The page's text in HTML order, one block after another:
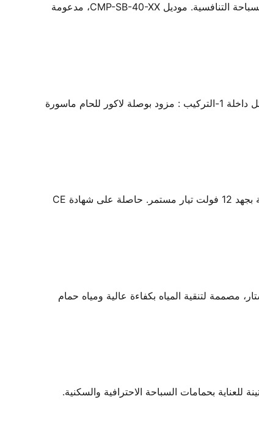
كتل الانطلاق 40 سم من ووترستار - معدات السباحة التنافسية من ووترستار، مصممة لتلبية المعايير الاحترافية لتركيبات أحواض السباحة التنافسية. موديل CMP-SB-40-XX، مدعومة
صمام منع الرجوع لمياة حمامات السباحة مصنع من البلاستيك المعالج ضد كيمويات حمام السباحة وجسم شفاف يسمح برؤية السائل داخلة 1-التركيب : مزود بوصلة لاكور للحام ماسورة
لمبة LED 36 واط أبيض من ووترستار - مكون إضاءة حمام السباحة تحت الماء من ووترستار، مصممة لإضاءة آمنة وموفرة للطاقة بجهد 12 فولت تيار مستمر. حاصلة على شهادة CE
لتنقية المياه بكفاءة عالية ومياه حمام
بحمامات السباحة الاحترافية والسكنية.